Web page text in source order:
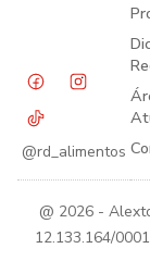
@rd_alimentos
@ 2026 -
12.133.164/